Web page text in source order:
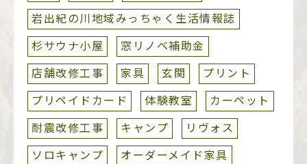
岩出紀の川地域みっちゃく生活情報誌
杉サウナ小屋
窓リノベ補助金
店舗改修工事
家具 玄関
プリント
プリペイドカード
体験教室
カーペット
耐震改修工事
キャンプ
リヴォス
ソロキャンプ
オーダーメイド家具